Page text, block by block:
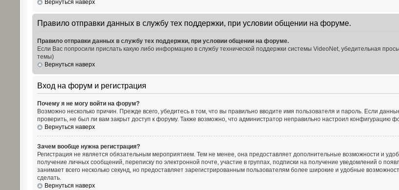
Вернуться наверх
Правило отправки данных в службу тех поддержки, при условии общении на форуме.
Правило отправки данных в службу тех поддержки, при условии общении на форуме.
Если Вас попросили прислать какую либо информацию в службу технической поддержки системы VideoNet, убедительная
темы)
Вернуться наверх
Вход на форум и регистрация
Почему я не могу войти на форум?
Возможно несколько причин. Прежде всего, убедитесь в том, что вы правильно вводите имя пользователя и пароль. Если
проверить, не был ли вам закрыт доступ к форуму. Также возможно, что администратор неправильно настроил конфигурацию
Вернуться наверх
Зачем вообще нужна регистрация?
Регистрация не является обязательным мероприятием. Тем не менее, она предоставляет дополнительные возможности и
получение личных сообщений, переписку по электронной почте, участие в группах, подписки на получение уведомлений о
занимает всего несколько секунд, но предоставляет зарегистрированным пользователям более широкие и удобные
сделать.
Вернуться наверх